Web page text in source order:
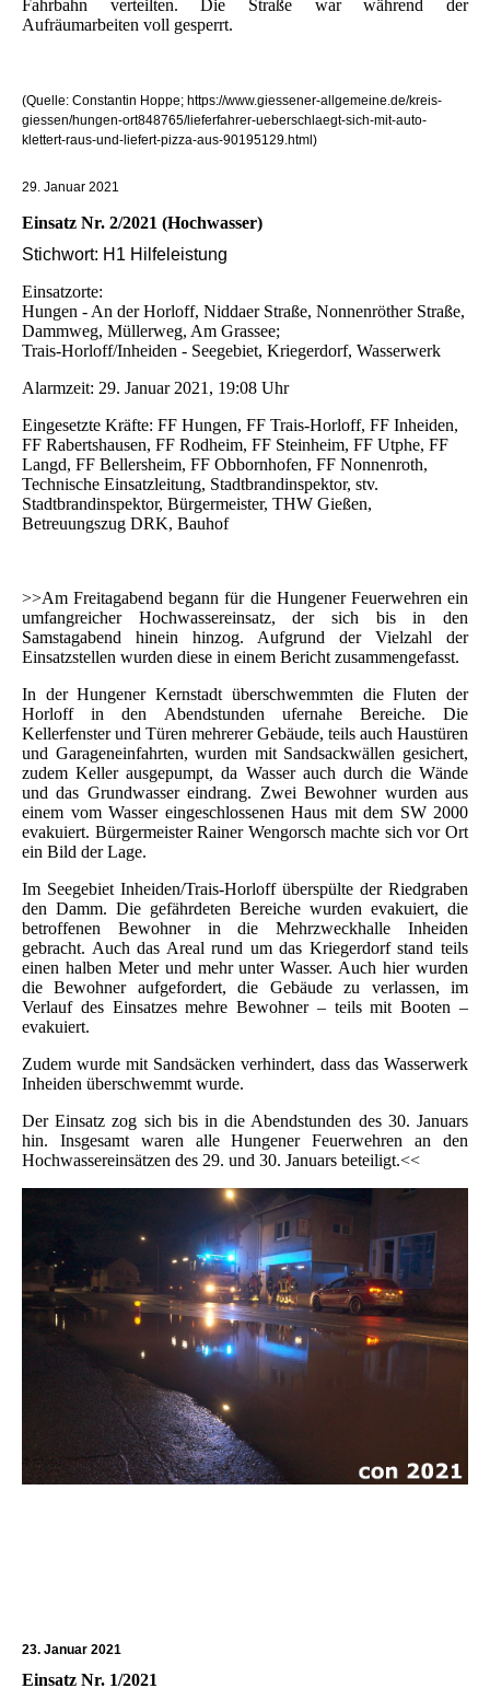
Fahrbahn verteilten. Die Straße war während der
Aufräumarbeiten voll gesperrt.
(Quelle: Constantin Hoppe; https://www.giessener-allgemeine.de/kreis-
giessen/hungen-ort848765/lieferfahrer-ueberschlaegt-sich-mit-auto-
klettert-raus-und-liefert-pizza-aus-90195129.html)
29. Januar 2021
Einsatz Nr. 2/2021 (Hochwasser)
Stichwort: H1 Hilfeleistung
Einsatzorte:
Hungen - An der Horloff, Niddaer Straße, Nonnenröther Straße,
Dammweg, Müllerweg, Am Grassee;
Trais-Horloff/Inheiden - Seegebiet, Kriegerdorf, Wasserwerk
Alarmzeit: 29. Januar 2021, 19:08 Uhr
Eingesetzte Kräfte: FF Hungen, FF Trais-Horloff, FF Inheiden,
FF Rabertshausen, FF Rodheim, FF Steinheim, FF Utphe, FF
Langd, FF Bellersheim, FF Obbornhofen, FF Nonnenroth,
Technische Einsatzleitung, Stadtbrandinspektor, stv.
Stadtbrandinspektor, Bürgermeister, THW Gießen,
Betreuungszug DRK, Bauhof
>>Am Freitagabend begann für die Hungener Feuerwehren ein
umfangreicher Hochwassereinsatz, der sich bis in den
Samstagabend hinein hinzog. Aufgrund der Vielzahl der
Einsatzstellen wurden diese in einem Bericht zusammengefasst.
In der Hungener Kernstadt überschwemmten die Fluten der
Horloff in den Abendstunden ufernahe Bereiche. Die
Kellerfenster und Türen mehrerer Gebäude, teils auch Haustüren
und Garageneinfahrten, wurden mit Sandsackwällen gesichert,
zudem Keller ausgepumpt, da Wasser auch durch die Wände
und das Grundwasser eindrang. Zwei Bewohner wurden aus
einem vom Wasser eingeschlossenen Haus mit dem SW 2000
evakuiert. Bürgermeister Rainer Wengorsch machte sich vor Ort
ein Bild der Lage.
Im Seegebiet Inheiden/Trais-Horloff überspülte der Riedgraben
den Damm. Die gefährdeten Bereiche wurden evakuiert, die
betroffenen Bewohner in die Mehrzweckhalle Inheiden
gebracht. Auch das Areal rund um das Kriegerdorf stand teils
einen halben Meter und mehr unter Wasser. Auch hier wurden
die Bewohner aufgefordert, die Gebäude zu verlassen, im
Verlauf des Einsatzes mehre Bewohner – teils mit Booten –
evakuiert.
Zudem wurde mit Sandsäcken verhindert, dass das Wasserwerk
Inheiden überschwemmt wurde.
Der Einsatz zog sich bis in die Abendstunden des 30. Januars
hin. Insgesamt waren alle Hungener Feuerwehren an den
Hochwassereinsätzen des 29. und 30. Januars beteiligt.<<
23. Januar 2021
Einsatz Nr. 1/2021